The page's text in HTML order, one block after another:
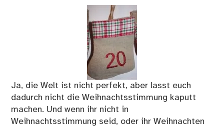
Ja, die Welt ist nicht perfekt, aber lasst euch
dadurch nicht die Weihnachtsstimmung kaputt
machen. Und wenn ihr nicht in
Weihnachtsstimmung seid, oder ihr Weihnachten